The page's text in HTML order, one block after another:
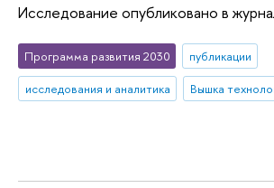
Исследование опубликовано в
Программа развития 2030
публикации
исследования и аналитика
Вышка